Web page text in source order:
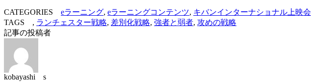
CATEGORIES eラーニング, eラーニングコンテンツ, キバンインターナショナル上映会
TAGS , ランチェスター戦略, 差別化戦略, 強者と弱者, 攻めの戦略
記事の投稿者
kobayashi s